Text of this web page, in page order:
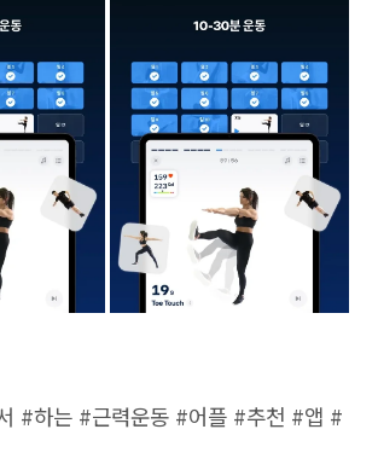
#하는 #근력운동 #어플 #추천 #앱 #